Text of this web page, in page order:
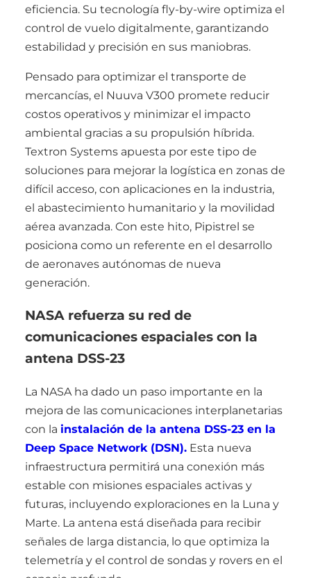
eficiencia. Su tecnología fly-by-wire optimiza el
control de vuelo digitalmente, garantizando
estabilidad y precisión en sus maniobras.
Pensado para optimizar el transporte de
mercancías, el Nuuva V300 promete reducir
costos operativos y minimizar el impacto
ambiental gracias a su propulsión híbrida.
Textron Systems apuesta por este tipo de
soluciones para mejorar la logística en zonas de
difícil acceso, con aplicaciones en la industria,
el abastecimiento humanitario y la movilidad
aérea avanzada. Con este hito, Pipistrel se
posiciona como un referente en el desarrollo
de aeronaves autónomas de nueva
generación.
NASA refuerza su red de
comunicaciones espaciales con la
antena DSS-23
La NASA ha dado un paso importante en la
mejora de las comunicaciones interplanetarias
con la instalación de la antena DSS-23 en la
Deep Space Network (DSN). Esta nueva
infraestructura permitirá una conexión más
estable con misiones espaciales activas y
futuras, incluyendo exploraciones en la Luna y
Marte. La antena está diseñada para recibir
señales de larga distancia, lo que optimiza la
telemetría y el control de sondas y rovers en el